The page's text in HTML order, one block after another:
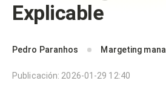
Explicable
Pedro Paranhos Margeting
Publicación: 2026-01-29 12:40